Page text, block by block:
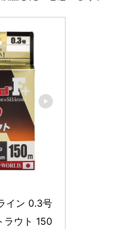
イン 0.3号
ラウト 150